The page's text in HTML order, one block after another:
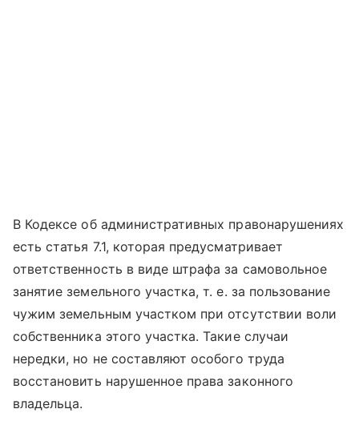
В Кодексе об административных правонарушениях
есть статья 7.1, которая предусматривает
ответственность в виде штрафа за самовольное
занятие земельного участка, т. е. за пользование
чужим земельным участком при отсутствии воли
собственника этого участка. Такие случаи
нередки, но не составляют особого труда
восстановить нарушенное права законного
владельца.